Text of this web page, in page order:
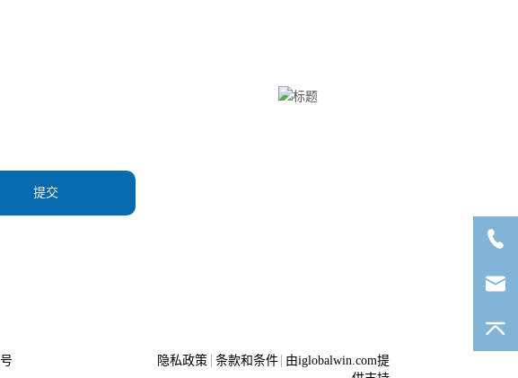
提交
隐私政策 条款和条件
由iglobalwin.com提